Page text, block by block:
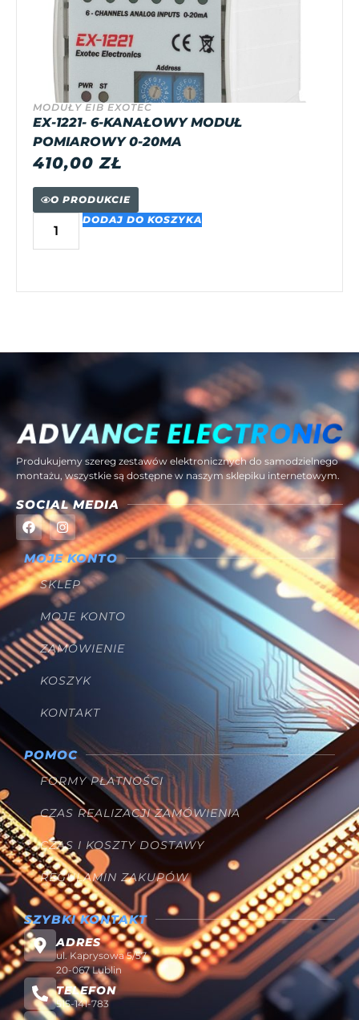
MODUŁY EIB EXOTEC
EX-1221- 6-KANAŁOWY MODUŁ
POMIAROWY 0-20MA
410,00ZŁ
O PRODUKCIE
DODAJ DO KOSZYKA
Produkujemy szereg zestawów elektronicznych do samodzielnego
montażu, wszystkie są dostępne w naszym sklepiku internetowym.
SOCIAL MEDIA
MOJE KONTO
SKLEP
MOJE KONTO
ZAMÓWIENIE
KOSZYK
KONTAKT
POMOC
FORMY PŁATNOŚCI
CZAS REALIZACJI ZAMÓWIENIA
CZAS I KOSZTY DOSTAWY
REGULAMIN ZAKUPÓW
SZYBKI KONTAKT
ADRES
ul. Kaprysowa 5/57
20-067 Lublin
TELEFON
515-141-783